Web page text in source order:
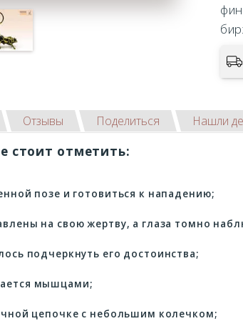
Отзывы Поделиться Нашли
стоит отметить:
позе и готовиться к нападению;
на свою жертву, а глаза томно
подчеркнуть его достоинства;
мышцами;
цепочке с небольшим колечком;